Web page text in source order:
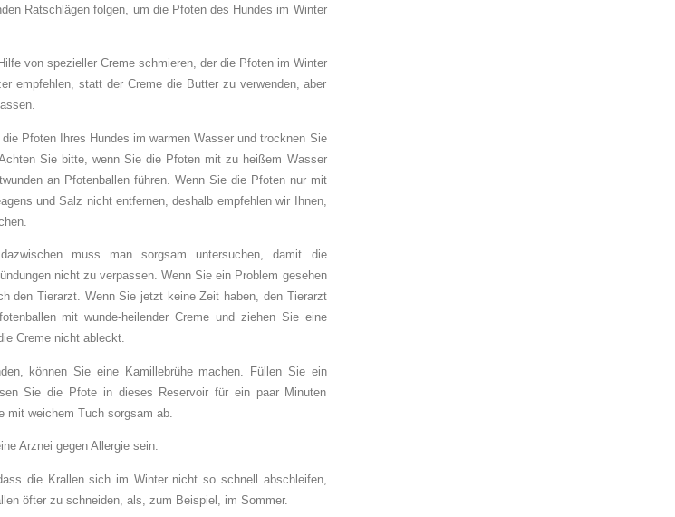
Ratschlägen folgen, um die Pfoten des Hundes im Winter
von spezieller Creme schmieren, der die Pfoten im Winter
empfehlen, statt der Creme die Butter zu verwenden, aber
Pfoten Ihres Hundes im warmen Wasser und trocknen Sie
Sie bitte, wenn Sie die Pfoten mit zu heißem Wasser
an Pfotenballen führen. Wenn Sie die Pfoten nur mit
und Salz nicht entfernen, deshalb empfehlen wir Ihnen,
muss man sorgsam untersuchen, damit die
nicht zu verpassen. Wenn Sie ein Problem gesehen
den Tierarzt. Wenn Sie jetzt keine Zeit haben, den Tierarzt
mit wunde-heilender Creme und ziehen Sie eine
Creme nicht ableckt.
können Sie eine Kamillebrühe machen. Füllen Sie ein
Sie die Pfote in dieses Reservoir für ein paar Minuten
mit weichem Tuch sorgsam ab.
Arznei gegen Allergie sein.
die Krallen sich im Winter nicht so schnell abschleifen,
öfter zu schneiden, als, zum Beispiel, im Sommer.